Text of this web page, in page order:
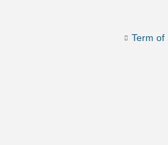
Term of